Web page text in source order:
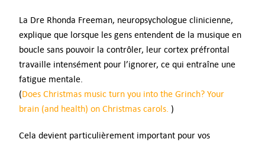
La Dre Rhonda Freeman, neuropsychologue clinicienne,
explique que lorsque les gens entendent de la musique en
boucle sans pouvoir la contrôler, leur cortex préfrontal
travaille intensément pour l’ignorer, ce qui entraîne une
fatigue mentale.
(Does Christmas music turn you into the Grinch? Your
brain (and health) on Christmas carols. )
Cela devient particulièrement important pour vos